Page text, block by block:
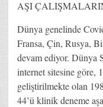
AŞI
Dünya genelinde
Fransa, Çin, Rusya,
devam ediyor. Dünya
internet sitesine göre,
geliştirilmekte olan
44’ü klinik deneme